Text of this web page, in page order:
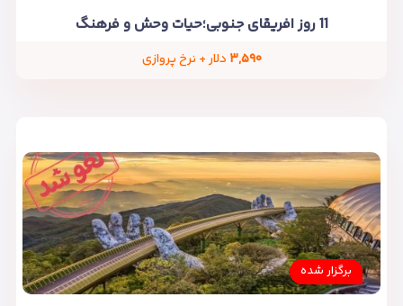
11 روز افریقای جنوبی؛حیات وحش و فرهنگ
۳,۵۹۰ دلار + نرخ پروازی
برگزار شده